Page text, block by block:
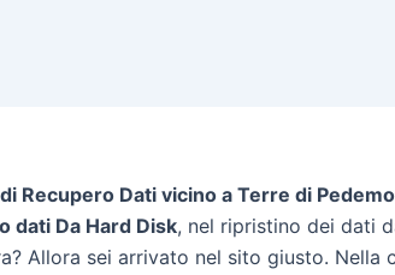
Recupero Dati vicino a Terre di
dati Da Hard Disk, nel ripristino dei dati
Allora sei arrivato nel sito giusto. Nella